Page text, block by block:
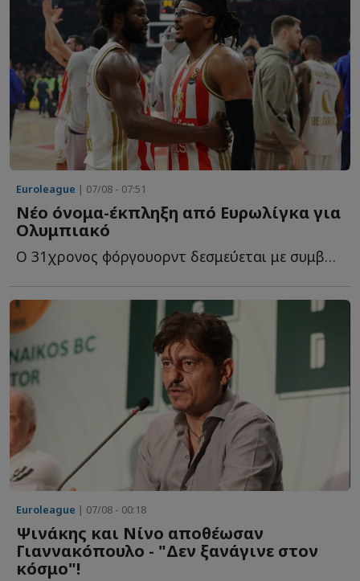
Euroleague | 07/08 - 07:51
Νέο όνομα-έκπληξη από Ευρωλίγκα για
Ολυμπιακό
O 31χρονος φόργουορντ δεσμεύεται με συμβόλαιο για ακόμη έ...
Euroleague | 07/08 - 00:18
Ψινάκης και Νίνο αποθέωσαν
Γιαννακόπουλο - "Δεν ξανάγινε στον
κόσμο"!